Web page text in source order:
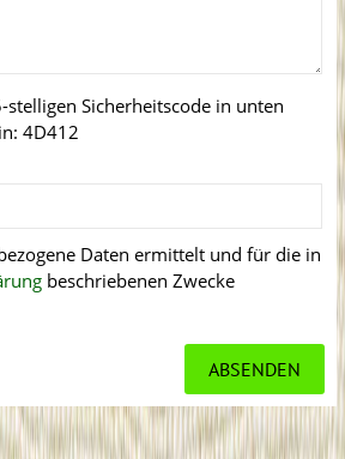
stelligen Sicherheitscode in unten
4D412
Daten ermittelt und für die in
beschriebenen Zwecke